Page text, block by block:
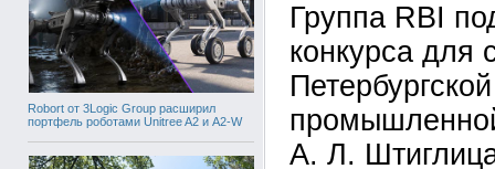
Robort от 3Logic Group расширил
портфель роботами Unitree A2 и A2-W
Группа RBI
конкурса для
А. Л.